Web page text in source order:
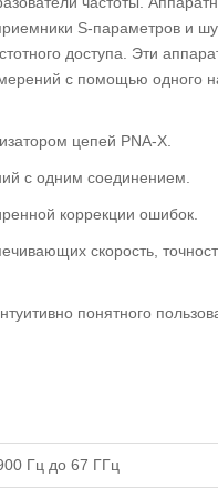
S-параметров и
доступа. Эти
с помощью одного
цепей PNA-X.
с одним соединением.
коррекции ошибок.
скорость,
понятного
Гц до 67 ГГц